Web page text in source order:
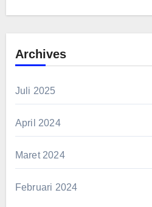
Archives
Juli 2025
April 2024
Maret 2024
Februari 2024